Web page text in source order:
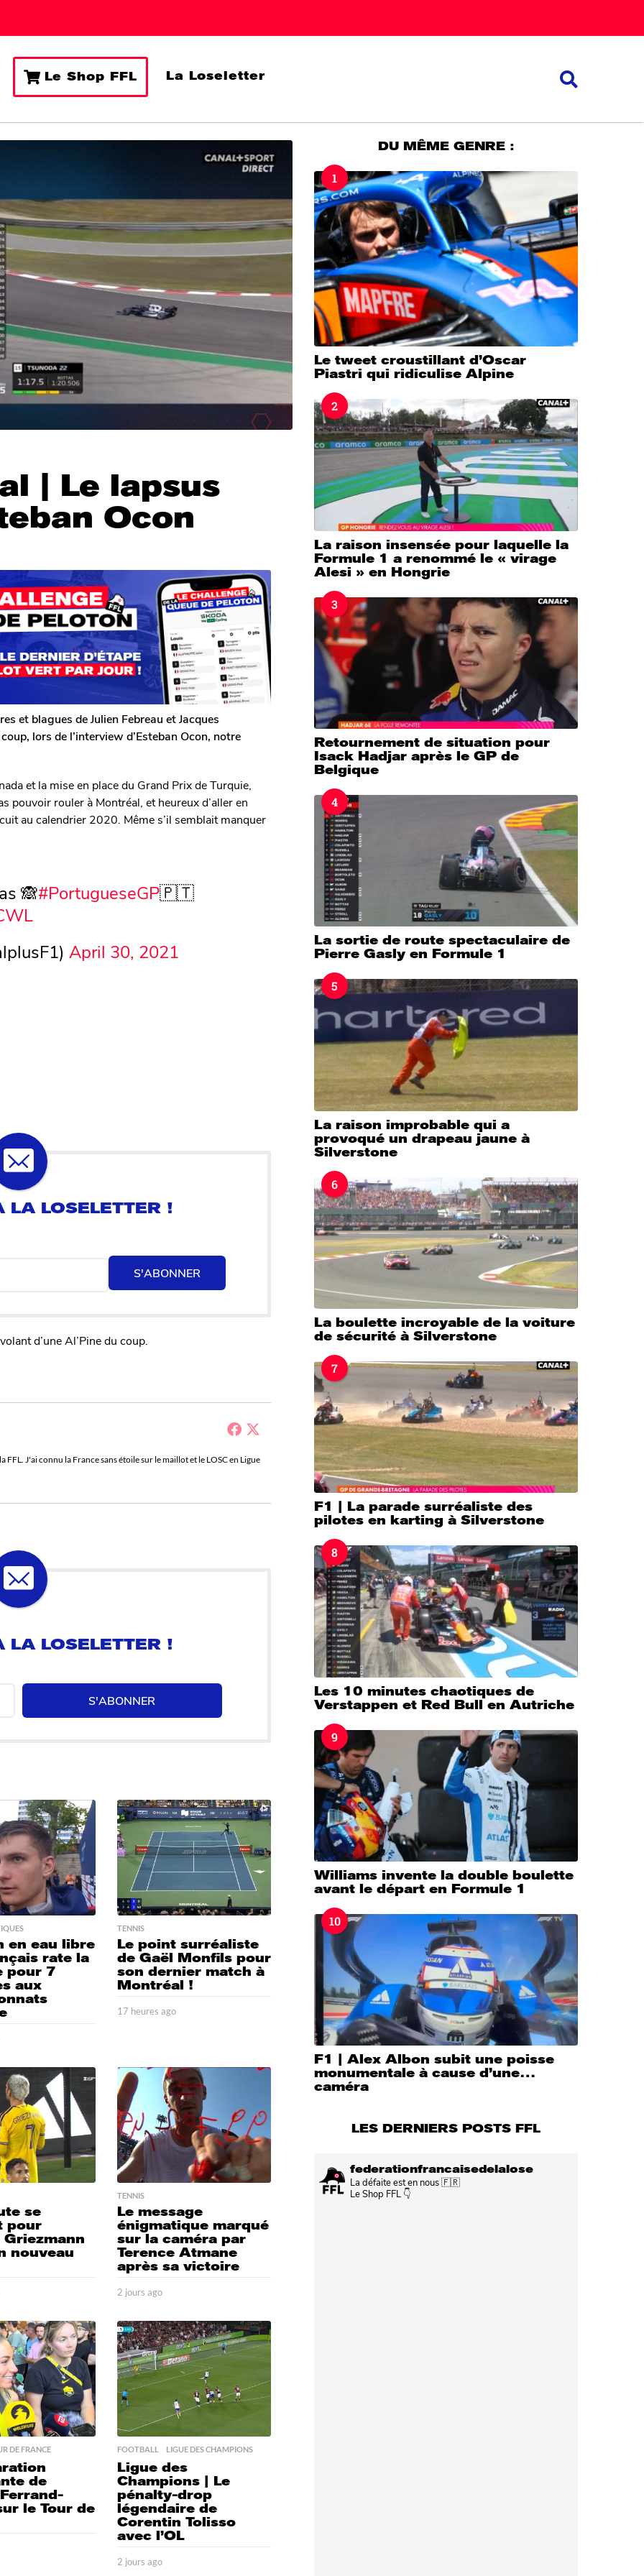
Le Shop FFL La Loseletter
| Le lapsus
Ocon
et blagues de Julien Febreau et Jacques
lors de l’interview d’Esteban Ocon, notre
et la mise en place du Grand Prix de Turquie,
pouvoir rouler à Montréal, et heureux d’aller en
au calendrier 2020. Même s’il semblait manquer
🙈#PortugueseGP🇵🇹
April 30, 2021
S'ABONNER
d’une Al’Pine du coup.
J'ai connu la France sans étoile sur le maillot et le LOSC en Ligue
S'ABONNER
en eau libre
rate la
pour 7
aux
h
e
s
a
g
o
TENNIS
Le point surréaliste
de Gaël Monfils pour
son dernier match à
Montréal !
17 heures ago1
u
r
e
s
a
g
o
se
pour
nouveau
h
e
u
r
e
s
a
g
o
TENNIS
Le message
énigmatique marqué
sur la caméra par
Terence Atmane
après sa victoire
2 jours ago2
o
u
r
s
DE FRANCE
de
le Tour de
FOOTBALL ,LIGUE DES CHAMPIONS
Ligue des
Champions | Le
pénalty-drop
légendaire de
Corentin Tolisso
avec l’OL
2 jours ago2
DU MÊME GENRE :
1
Le tweet croustillant d’Oscar
Piastri qui ridiculise Alpine
2
La raison insensée pour laquelle la
Formule 1 a renommé le « virage
Alesi » en Hongrie
3
Retournement de situation pour
Isack Hadjar après le GP de
Belgique
4
La sortie de route spectaculaire de
Pierre Gasly en Formule 1
5
La raison improbable qui a
provoqué un drapeau jaune à
Silverstone
6
La boulette incroyable de la voiture
de sécurité à Silverstone
7
F1 | La parade surréaliste des
pilotes en karting à Silverstone
8
Les 10 minutes chaotiques de
Verstappen et Red Bull en Autriche
9
Williams invente la double boulette
avant le départ en Formule 1
10
F1 | Alex Albon subit une poisse
monumentale à cause d’une…
caméra
LES DERNIERS POSTS FFL
federationfrancaisedelalose
La défaite est en nous 🇫🇷
Le Shop FFL 👇